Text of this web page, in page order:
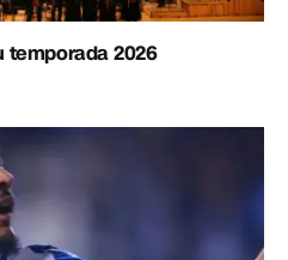
temporada 2026